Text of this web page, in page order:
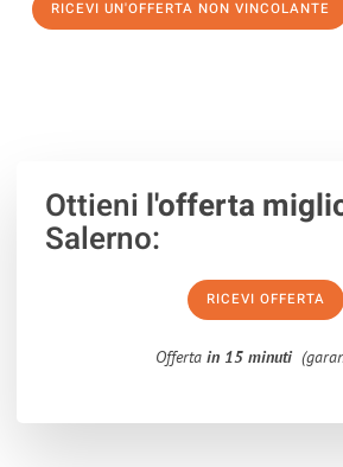
RICEVI UN'OFFERTA NON VINCOLANTE
Ottieni l'offerta
Salerno:
RICEVI OFFERTA
Offerta in 15 minuti